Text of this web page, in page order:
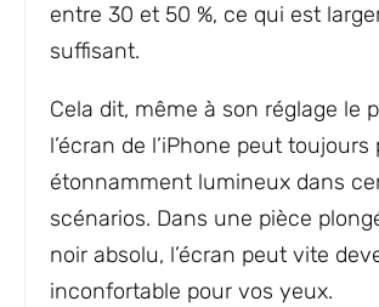
entre 30 et 50 %, ce qui est
suffisant.
Cela dit, même à son réglage le
l’écran de l’iPhone peut toujours
étonnamment lumineux dans
scénarios. Dans une pièce
noir absolu, l’écran peut vite
inconfortable pour vos yeux.